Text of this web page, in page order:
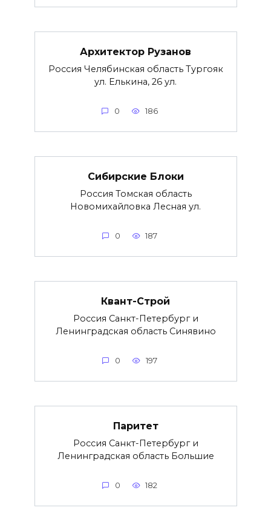
Архитектор Рузанов
Россия Челябинская область Тургояк
ул. Елькина, 26 ул.
0 186
Сибирские Блоки
Россия Томская область
Новомихайловка Лесная ул.
0 187
Квант-Строй
Россия Санкт-Петербург и
Ленинградская область Синявино
0 197
Паритет
Россия Санкт-Петербург и
Ленинградская область Большие
0 182